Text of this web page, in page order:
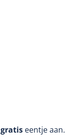
gratiseentje aan.